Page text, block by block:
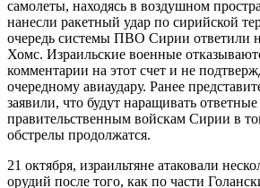
самолеты, находясь в воздушном
нанесли ракетный удар по сирийской
очередь системы ПВО Сирии ответили
Хомс. Израильские военные
комментарии на этот счет и не
очередному авиаудару. Ранее
заявили, что будут наращивать
правительственным войскам Сирии в
обстрелы продолжатся.
21 октября, израильтяне атаковали
орудий после того, как по части